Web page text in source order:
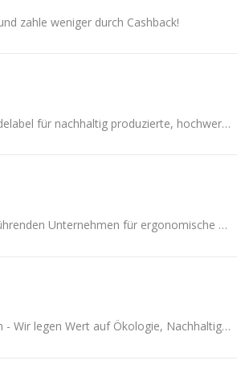
zahle weniger durch Cashback!
erlich textil ist ein junges Kölner Modelabel für nachhaltig produzierte, hochwertige Wäscheprodukte. 2016 von Sarah Grohé & Benjamin Sadler gegründ.
Humanscale ist eines der weltweit führenden Unternehmen für ergonomische Büromöbel und genießt das Ansehen, intuitiv bedienbare Produkte zu gestalten.
Ihre Mode, Schuhe und Heimtextilien - Wir legen Wert auf Ökologie, Nachhaltigkeit und Menschlichkeit.